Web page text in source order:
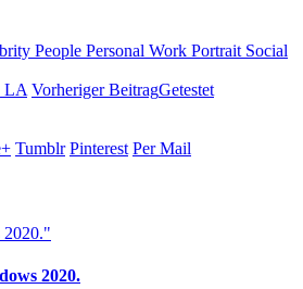
People Personal Work Portrait Social
LA Vorheriger BeitragGetestet
Tumblr Pinterest Per Mail
2020.